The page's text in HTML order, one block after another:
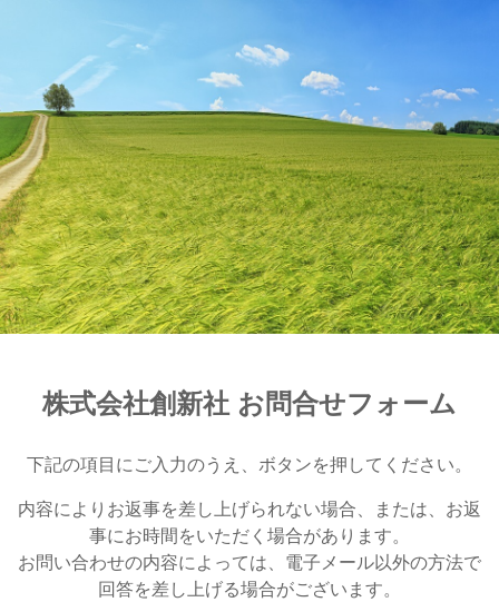
株式会社創新社 お問合せフォーム
下記の項目にご入力のうえ、ボタンを押してください。
内容によりお返事を差し上げられない場合、または、お返
事にお時間をいただく場合があります。
お問い合わせの内容によっては、電子メール以外の方法で
回答を差し上げる場合がございます。